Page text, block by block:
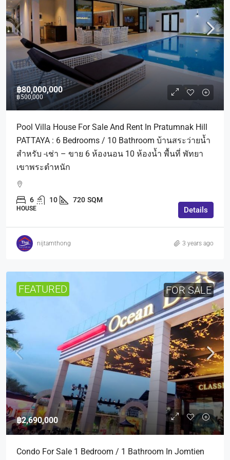
฿80,000,000
฿500,000
Pool Villa House For Sale And Rent In Pratumnak Hill
PATTAYA : 6 Bedrooms / 10 Bathroom บ้านสระว่ายน้ำ
สำหรับ -เช่า – ขาย 6 ห้องนอน 10 ห้องน้ำ พื้นที่ พัทยา
เขาพระตำหนัก
6 10 720 SQM
HOUSE Details
nijtamthong 3 years ago
FEATURED FOR SALE
฿2,690,000
Condo For Sale 1 Bedroom / 1 Bathroom In Jomtien